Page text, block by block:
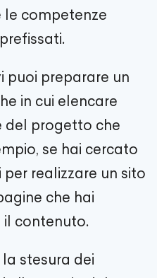
competenze
puoi preparare un
in cui elencare
del progetto che
se hai cercato
per realizzare un sito
che hai
il contenuto.
stesura dei